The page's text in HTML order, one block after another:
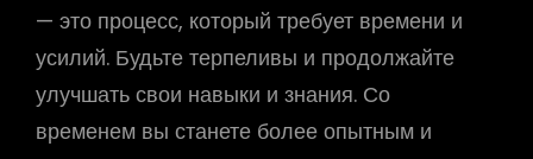
— это процесс, который требует времени и
усилий. Будьте терпеливы и продолжайте
улучшать свои навыки и знания. Со
временем вы станете более опытным и